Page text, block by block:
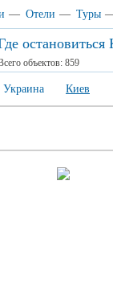
— Отели — Туры
остановиться
объектов: 859
Украина Киев